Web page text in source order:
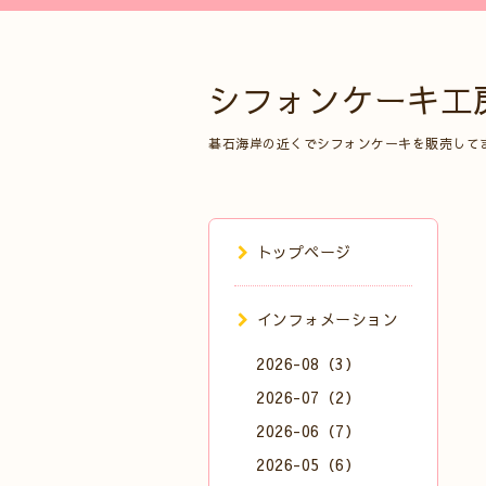
シフォンケーキ
碁石海岸の近くでシフォンケーキを販売して
トップページ
インフォメーション
2026-08（3）
2026-07（2）
2026-06（7）
2026-05（6）